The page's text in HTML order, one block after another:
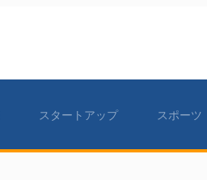
スタートアップ スポーツ